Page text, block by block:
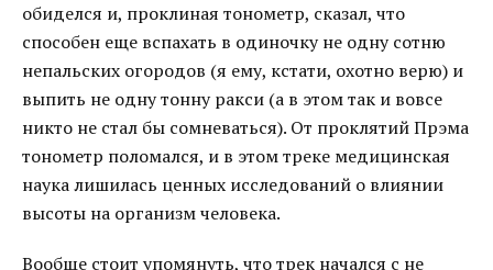
обиделся и, проклиная тонометр, сказал, что
способен еще вспахать в одиночку не одну сотню
непальских огородов (я ему, кстати, охотно верю) и
выпить не одну тонну ракси (а в этом так и вовсе
никто не стал бы сомневаться). От проклятий Прэма
тонометр поломался, и в этом треке медицинская
наука лишилась ценных исследований о влиянии
высоты на организм человека.
Вообще стоит упомянуть, что трек начался с не